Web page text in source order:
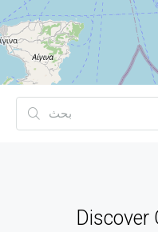
Discover